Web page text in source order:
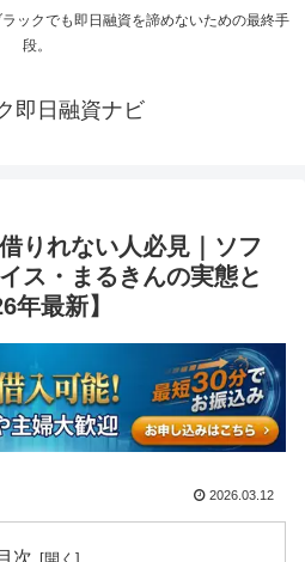
ックでも即日融資を諦めないための最終手
段。
即日融資ナビ
りれない人必見｜ソフ
ス・まるきんの実態と
年最新】
2026.03.12
次